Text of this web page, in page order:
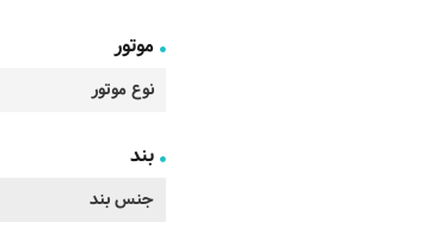
موتور
نوع موتور
بند
جنس بند